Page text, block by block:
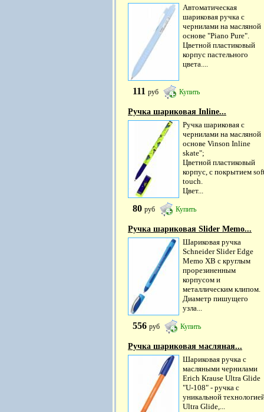
Автоматическая
шариковая ручка с
чернилами на масляной
основе "Piano Pure".
Цветной пластиковый
корпус пастельного
цвета....
111 руб Купить
Ручка шариковая Inline...
Ручка шариковая с
чернилами на масляной
основе Vinson Inline
skate";
Цветной пластиковый
корпус, с покрытием
touch.
Цвет...
80 руб Купить
Ручка шариковая Slider Memo...
Шариковая ручка
Schneider Slider Edge
Memo XB с круглым
прорезиненным
корпусом и
металлическим клипом.
Диаметр пишущего
узла...
556 руб Купить
Ручка шариковая масляная...
Шариковая ручка с
масляными чернилами
Erich Krause Ultra Glide
"U-108" - ручка с
уникальной
Ultra Glide,...